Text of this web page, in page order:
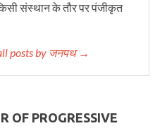
संस्थान के तौर पर पंजीकृत
posts by जनपथ →
OF PROGRESSIVE